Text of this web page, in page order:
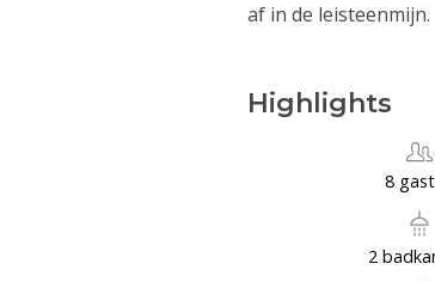
af in de leisteenmijn.
Highlights
8
2